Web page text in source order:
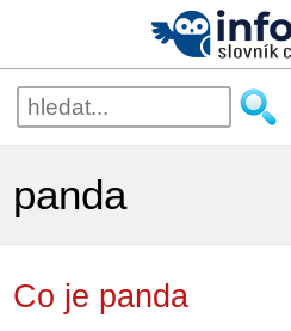
panda
Co je panda